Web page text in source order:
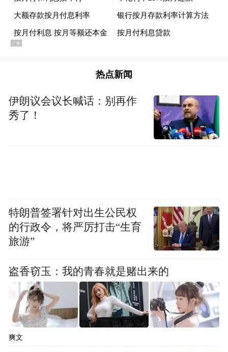
热点新闻
伊朗议会议长喊话：别再作
秀了！
特朗普签署针对出生公民权
的行政令，将严厉打击“生育
旅游”
盗香窃玉：我的青春就是赌出来的
爽文